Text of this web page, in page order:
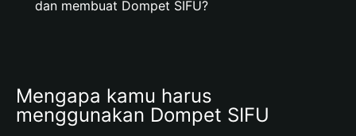
dan membuat Dompet SIFU?
Mengapa kamu harus
menggunakan Dompet SIFU